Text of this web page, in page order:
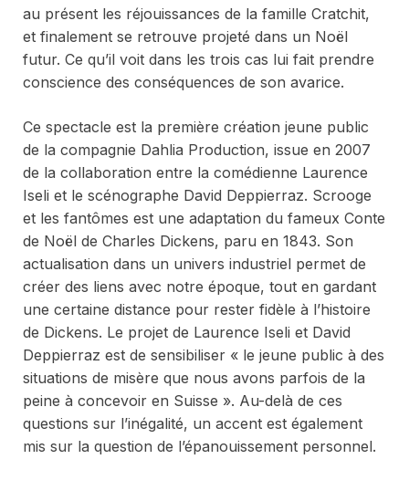
au présent les réjouissances de la famille Cratchit,
et finalement se retrouve projeté dans un Noël
futur. Ce qu’il voit dans les trois cas lui fait prendre
conscience des conséquences de son avarice.
Ce spectacle est la première création jeune public
de la compagnie Dahlia Production, issue en 2007
de la collaboration entre la comédienne Laurence
Iseli et le scénographe David Deppierraz. Scrooge
et les fantômes est une adaptation du fameux Conte
de Noël de Charles Dickens, paru en 1843. Son
actualisation dans un univers industriel permet de
créer des liens avec notre époque, tout en gardant
une certaine distance pour rester fidèle à l’histoire
de Dickens. Le projet de Laurence Iseli et David
Deppierraz est de sensibiliser « le jeune public à des
situations de misère que nous avons parfois de la
peine à concevoir en Suisse ». Au-delà de ces
questions sur l’inégalité, un accent est également
mis sur la question de l’épanouissement personnel.